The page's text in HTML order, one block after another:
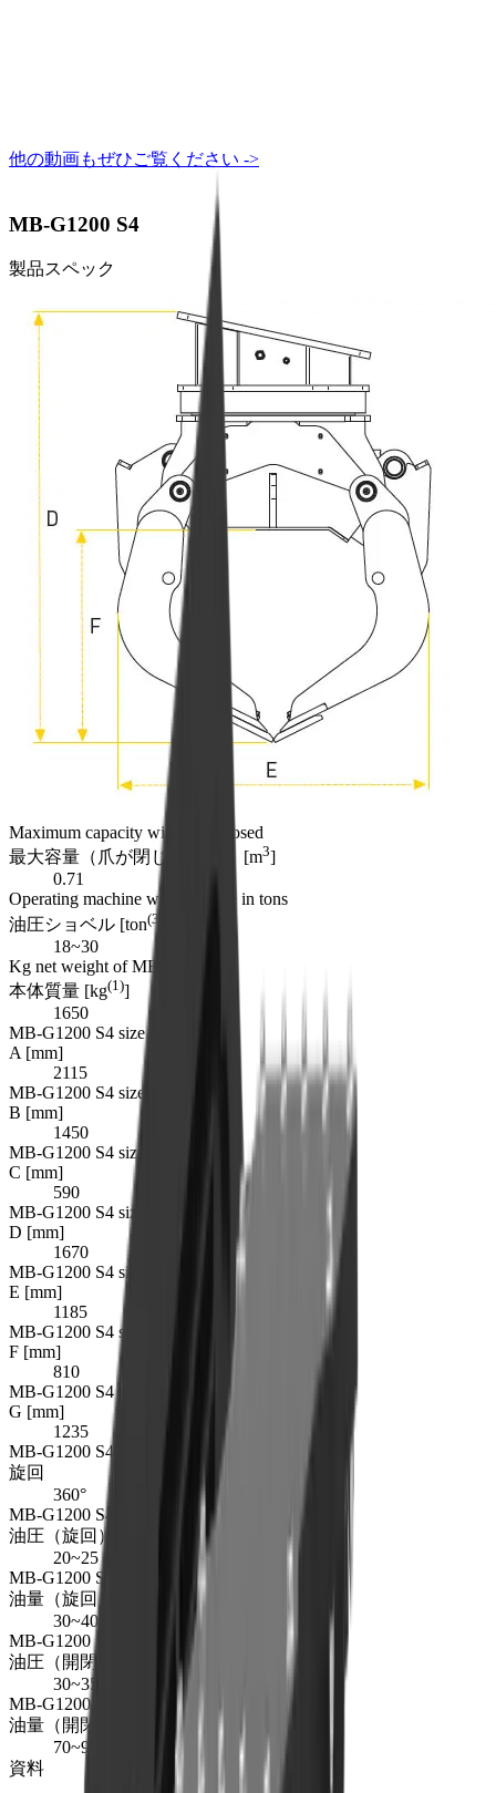
他の動画もぜひご覧ください ->
MB-G1200 S4
製品スペック
Maximum capacity with jaws closed
最大容量（爪が閉じた状態） [m3]
0.71
Operating machine weight range in tons
油圧ショベル [ton(3)
18~30
Kg net weight of MB-G1200 S4
本体質量 [kg(1)]
1650
MB-G1200 S4 size dimension A
A [mm]
2115
MB-G1200 S4 size dimension B
B [mm]
1450
MB-G1200 S4 size dimension C
C [mm]
590
MB-G1200 S4 size dimension D
D [mm]
1670
MB-G1200 S4 size dimension E
E [mm]
1185
MB-G1200 S4 size dimension F
F [mm]
810
MB-G1200 S4 size dimension G
G [mm]
1235
MB-G1200 S4 rotation degree
旋回
360°
MB-G1200 S4 rotation oil pressure in MPa
油圧（旋回） [MPa]
20~25
MB-G1200 S4 rotation oil flow in l/min
油量（旋回） [l/min]
30~40
MB-G1200 S4 open close oil pressure in MPa
油圧（開閉） [MPa]
30~35
MB-G1200 S4 open close oil flow in l/min
油量（開閉） [l/min]
70~90
資料